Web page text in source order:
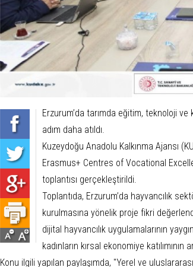
Erzurum’da tarımda eğitim, teknoloji
adım daha atıldı.
Kuzeydoğu Anadolu Kalkınma Ajansı
Erasmus+ Centres of Vocational
toplantısı gerçekleştirildi.
Toplantıda, Erzurum’da hayvancılık
kurulmasına yönelik proje fikri
dijital hayvancılık uygulamalarının
kadınların kırsal ekonomiye katılımının
Konu ilgili yapılan paylaşımda, "Yerel ve